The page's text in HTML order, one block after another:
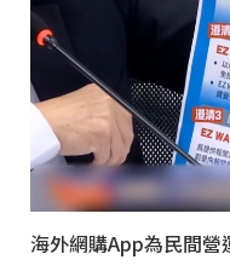
海外網購App為民間營